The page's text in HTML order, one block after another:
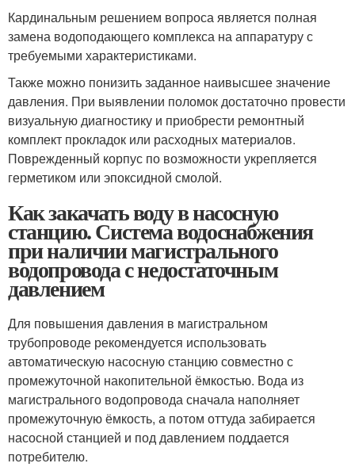
Кардинальным решением вопроса является полная
замена водоподающего комплекса на аппаратуру с
требуемыми характеристиками.
Также можно понизить заданное наивысшее значение
давления. При выявлении поломок достаточно провести
визуальную диагностику и приобрести ремонтный
комплект прокладок или расходных материалов.
Поврежденный корпус по возможности укрепляется
герметиком или эпоксидной смолой.
Как закачать воду в насосную
станцию. Система водоснабжения
при наличии магистрального
водопровода с недостаточным
давлением
Для повышения давления в магистральном
трубопроводе рекомендуется использовать
автоматическую насосную станцию совместно с
промежуточной накопительной ёмкостью. Вода из
магистрального водопровода сначала наполняет
промежуточную ёмкость, а потом оттуда забирается
насосной станцией и под давлением поддается
потребителю.